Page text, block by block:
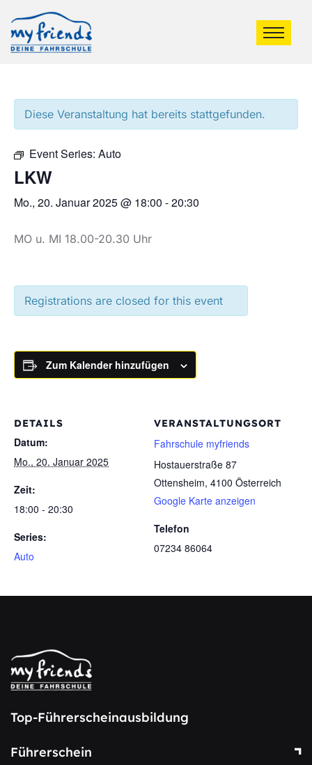
Diese Veranstaltung hat bereits stattgefunden.
Event Series: Auto
LKW
Mo., 20. Januar 2025 @ 18:00 -20:30
MO u. MI 18.00-20.30 Uhr
Registrations are closed for this event
Zum Kalender hinzufügen
DETAILS
Datum:
Mo., 20. Januar 2025
Zeit:
18:00 - 20:30
Series:
Auto
VERANSTALTUNGSORT
Fahrschule myfriends
Hostauerstraße 87
Ottensheim, 4100 Österreich
Google Karte anzeigen
Telefon
07234 86064
Top-Führerscheinausbildung
Führerschein